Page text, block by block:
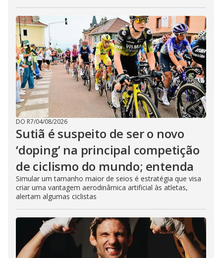
DO R7/04/08/2026
Sutiã é suspeito de ser o novo
‘doping’ na principal competição
de ciclismo do mundo; entenda
Simular um tamanho maior de seios é estratégia que visa
criar uma vantagem aerodinâmica artificial às atletas,
alertam algumas ciclistas